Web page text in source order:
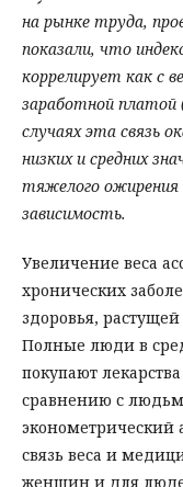
на рынке труда,
показали, что
коррелирует как с
заработной платой
случаях эта связь
низких и средних
тяжелого
зависимость.
Увеличение веса
хронических
здоровья,
Полные люди в
покупают
сравнению с
эконометрический
связь веса и
женщин и для